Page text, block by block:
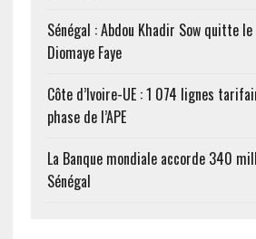
Sénégal : Abdou Khadir Sow quitte
Diomaye Faye
Côte d’Ivoire-UE : 1 074 lignes
phase de l’APE
La Banque mondiale accorde 340
Sénégal